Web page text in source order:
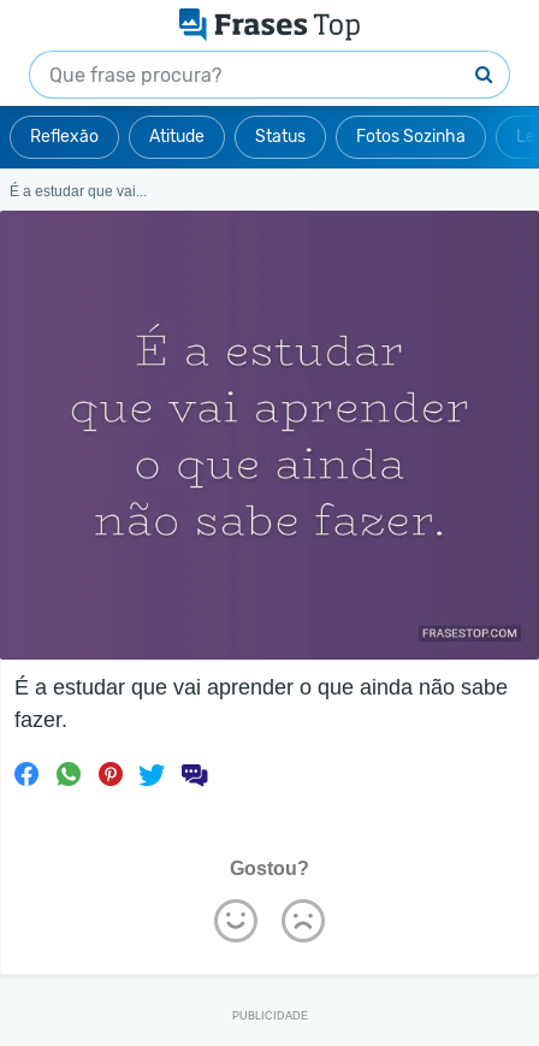
Reflexão Atitude Status Fotos Sozinha
É a estudar que vai...
É a estudar que vai aprender o que ainda não sabe
fazer.
Gostou?